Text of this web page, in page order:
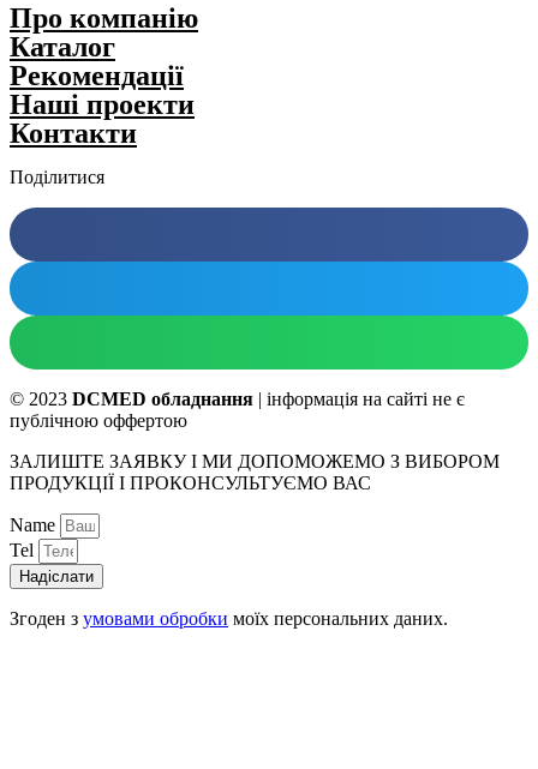
Про компанію
Каталог
Рекомендації
Нашi проекти
Контакти
Поділитися
© 2023 DCMED обладнання | інформація на сайті не є
публічною оффертою
ЗАЛИШТЕ ЗАЯВКУ І МИ ДОПОМОЖЕМО З ВИБОРОМ
ПРОДУКЦІЇ І ПРОКОНСУЛЬТУЄМО ВАС
Name
Tel
Надіслати
Згоден з умовами обробки моїх персональних даних.